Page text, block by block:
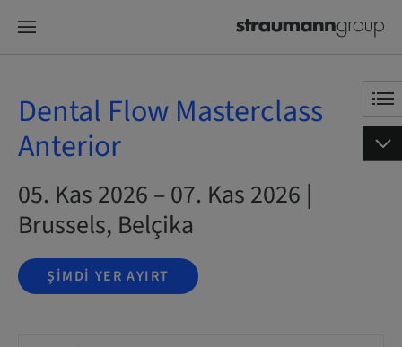
Dental Flow Masterclass
Anterior
05. Kas 2026 – 07. Kas 2026 |
Brussels, Belçika
ŞIMDI YER AYIRT